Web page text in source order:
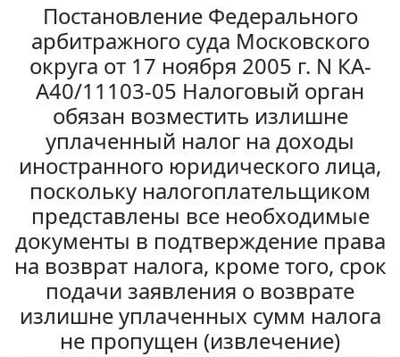
Постановление Федерального
арбитражного суда Московского
округа от 17 ноября 2005 г. N КА-
А40/11103-05 Налоговый орган
обязан возместить излишне
уплаченный налог на доходы
иностранного юридического лица,
поскольку налогоплательщиком
представлены все необходимые
документы в подтверждение права
на возврат налога, кроме того, срок
подачи заявления о возврате
излишне уплаченных сумм налога
не пропущен (извлечение)